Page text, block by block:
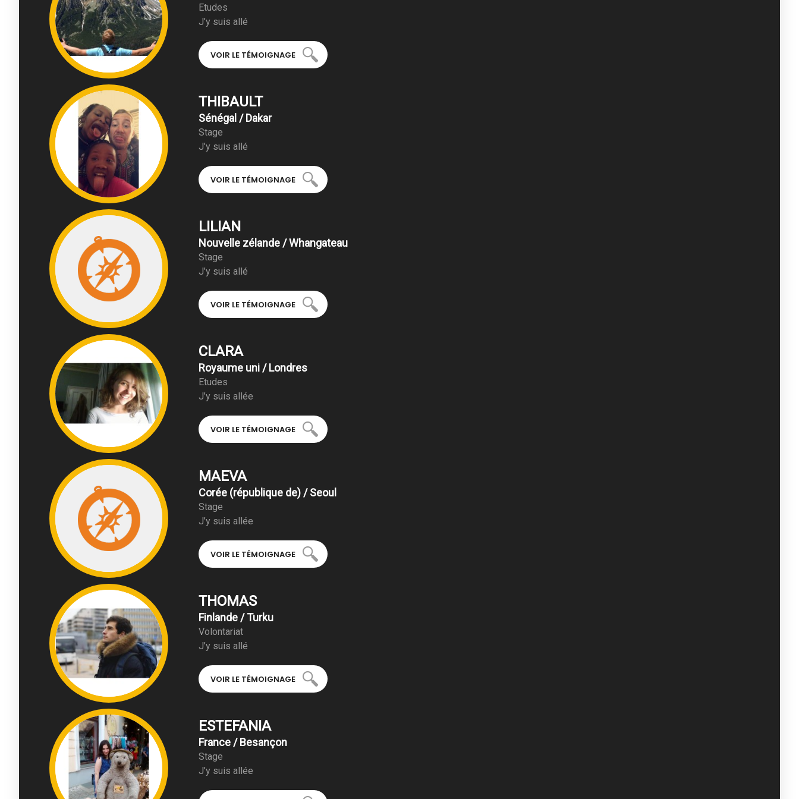
Etudes
J’y suis allé
VOIR LE TÉMOIGNAGE
THIBAULT
Sénégal / Dakar
Stage
J’y suis allé
VOIR LE TÉMOIGNAGE
LILIAN
Nouvelle zélande / Whangateau
Stage
J’y suis allé
VOIR LE TÉMOIGNAGE
CLARA
Royaume uni / Londres
Etudes
J’y suis allée
VOIR LE TÉMOIGNAGE
MAEVA
Corée (république de) / Seoul
Stage
J’y suis allée
VOIR LE TÉMOIGNAGE
THOMAS
Finlande / Turku
Volontariat
J’y suis allé
VOIR LE TÉMOIGNAGE
ESTEFANIA
France / Besançon
Stage
J’y suis allée